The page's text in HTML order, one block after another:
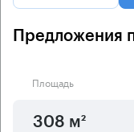
Предложения
Площадь
308 м²